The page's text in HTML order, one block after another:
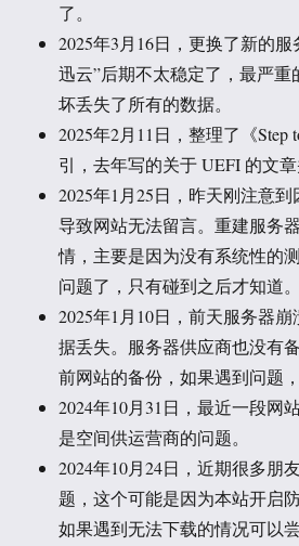
了。
2025年3月16日，更换了新的
迅云”后期不太稳定了，最严
坏丢失了所有的数据。
2025年2月11日，整理了《Step
引，去年写的关于 UEFI 的文章
2025年1月25日，昨天刚注意到
导致网站无法留言。重建服务
情，主要是因为没有系统性的
问题了，只有碰到之后才知道。
2025年1月10日，前天服务器
据丢失。服务器供应商也没有
前网站的备份，如果遇到问题
2024年10月31日，最近一段网
是空间供运营商的问题。
2024年10月24日，近期很多朋
题，这个可能是因为本站开启
如果遇到无法下载的情况可以